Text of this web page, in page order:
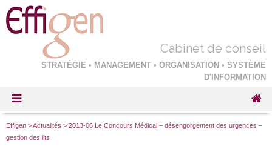
Cabinet de conseil
STRATÉGIE • MANAGEMENT • ORGANISATION • SYSTÈME
D'INFORMATION
Effigen >Actualités > 2013-06 Le Concours Médical – désengorgement des urgences –
gestion des lits